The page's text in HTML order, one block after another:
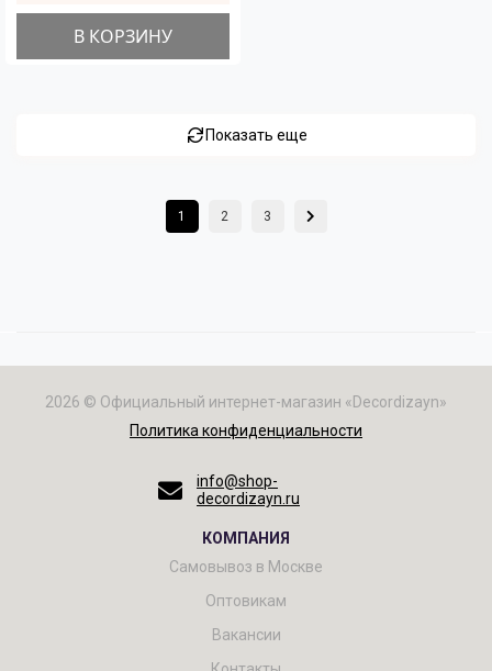
В КОРЗИНУ
Показать еще
1 2 3
2026 © Официальный интернет-магазин «Decordizayn»
Политика конфиденциальности
info@shop-
decordizayn.ru
КОМПАНИЯ
Самовывоз в Москве
Оптовикам
Вакансии